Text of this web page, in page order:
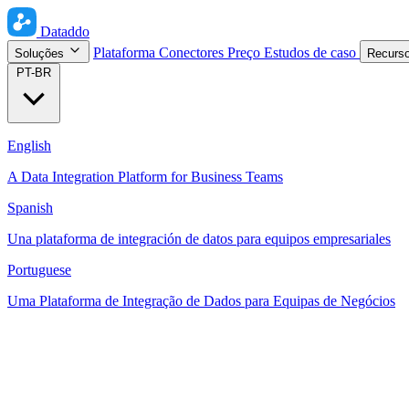
Dataddo
Soluções Plataforma Conectores Preço Estudos de caso
PT-BR
English
A Data Integration Platform for Business Teams
Spanish
Una plataforma de integración de datos para equipos empresariales
Portuguese
Uma Plataforma de Integração de Dados para Equipas de Negócios